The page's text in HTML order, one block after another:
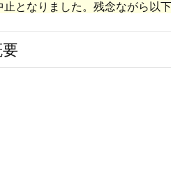
となりました。残念ながら以